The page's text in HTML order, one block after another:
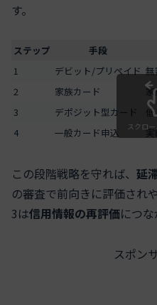
す。
ステップ 手段
1
デビット/プリペイド
2
家族カード
3
デポジット型カード
4
一般カード申込 実
スクロ
この段階戦略を守れば、 延
の審査で前向きに評価され
3は信用情報の再評価につな
スポン